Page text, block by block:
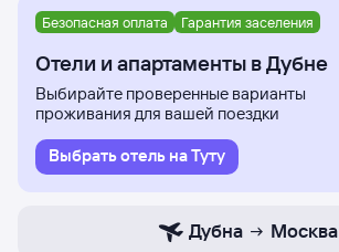
Безопасная оплата Гарантия заселения
Отели и апартаменты в Дубне
Выбирайте проверенные варианты
проживания для вашей поездки
Выбрать отель на Туту
Дубна Москва